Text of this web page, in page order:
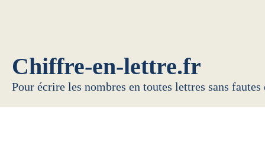
Chiffre-en-lettre.fr
Pour écrire les nombres en toutes lettres sans